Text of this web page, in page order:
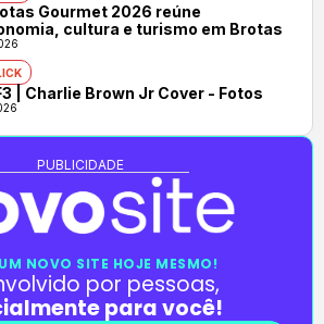
Gourmet 2026 reúne
cultura e turismo em Brotas
| Charlie Brown Jr Cover - Fotos
PUBLICIDADE
NOVO SITE HOJE MESMO!
por pessoas,
para você!